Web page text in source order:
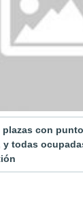
plazas con
todas